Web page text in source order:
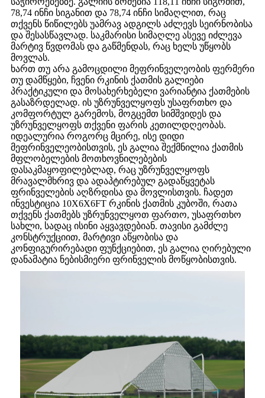
78,74 ინჩი სიგანით და 78,74 ინჩი სიმაღლით, რაც
თქვენს წიწილებს უამრავ ადგილს აძლევს სეირნობისა
და შესასწავლად. საკმარისი სიმაღლე ასევე იძლევა
მარტივ წვდომას და გაწმენდას, რაც ხელს უწყობს
მოვლას.
ხართ თუ არა გამოცდილი მეფრინველეობის ფერმერი
თუ დამწყები, ჩვენი რკინის ქათმის გალიები
პრაქტიკული და მოსახერხებელი ვარიანტია ქათმების
გასაზრდელად. ის უზრუნველყოფს უსაფრთხო და
კომფორტულ გარემოს, მოგცემთ სიმშვიდეს და
უზრუნველყოფს თქვენი ფარის კეთილდღეობას.
იდეალურია როგორც მცირე, ისე დიდი
მეფრინველეობისთვის, ეს გალია შექმნილია ქათმის
მფლობელების მოთხოვნილებების
დასაკმაყოფილებლად, რაც უზრუნველყოფს
მრავალმხრივ და ადაპტირებულ გადაწყვეტას
ფრინველების აღზრდისა და მოვლისთვის. ჩადეთ
ინვესტიცია 10X6X6FT რკინის ქათმის კუბოში, რათა
თქვენს ქათმებს უზრუნველყოთ ფართო, უსაფრთხო
სახლი, სადაც ისინი აყვავდებიან. თავისი გამძლე
კონსტრუქციით, მარტივი აწყობისა და
კონფიგურირებადი ფუნქციებით, ეს გალია ღირებული
დანამატია ნებისმიერი ფრინველის მოწყობისთვის.